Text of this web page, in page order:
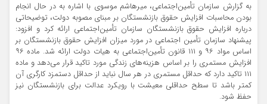
به گزارش سازمان تأمین‌اجتماعی، میرهاشم موسوی با اشاره به در حال انجام
بودن محاسبات افزایش حقوق بازنشستگان بر مبنای مصوبه دولت، توضیحاتی
درباره افزایش حقوق بازنشستگان سازمان تأمین‌اجتماعی ارائه کرد و افزود:
پیشنهاد سازمان تأمین اجتماعی در مورد میزان افزایش حقوق بازنشستگان بر
اساس مواد ۹۶ و ۱۱۱ قانون تأمین‌اجتماعی به هیات دولت ارائه شد. ماده ۹۶
افزایش مستمری را بر اساس هزینه‌های زندگی مورد تاکید قرار می‌دهد و ماده
۱۱۱ تاکید دارد که حداقل مستمری در هر سال نباید از حداقل دستمزد کارگری آن
کمتر باشد تا سطح حداقلی معیشت با رویکرد عدالت برای بازنشستگان نیز
حفظ شود.